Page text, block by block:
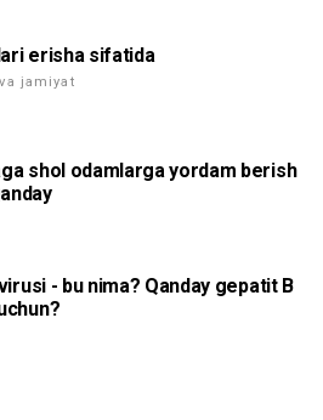
erisha sifatida
jamiyat
shol odamlarga yordam berish
- bu nima? Qanday gepatit B